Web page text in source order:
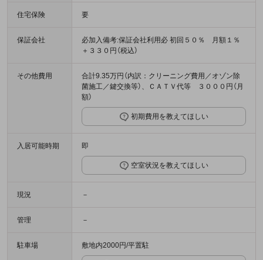
住宅保険 要
保証会社
必加入備考:保証会社利用必 初回５０％ 月額１％
＋３３０円（税込）
その他費用
合計9.35万円（内訳：クリーニング費用／オゾン除
菌施工／鍵交換等）、ＣＡＴＶ代等 ３０００円（月
額）
初期費用を教えてほしい
入居可能時期 即
空室状況を教えてほしい
現況 －
管理 －
駐車場 敷地内2000円/平置駐